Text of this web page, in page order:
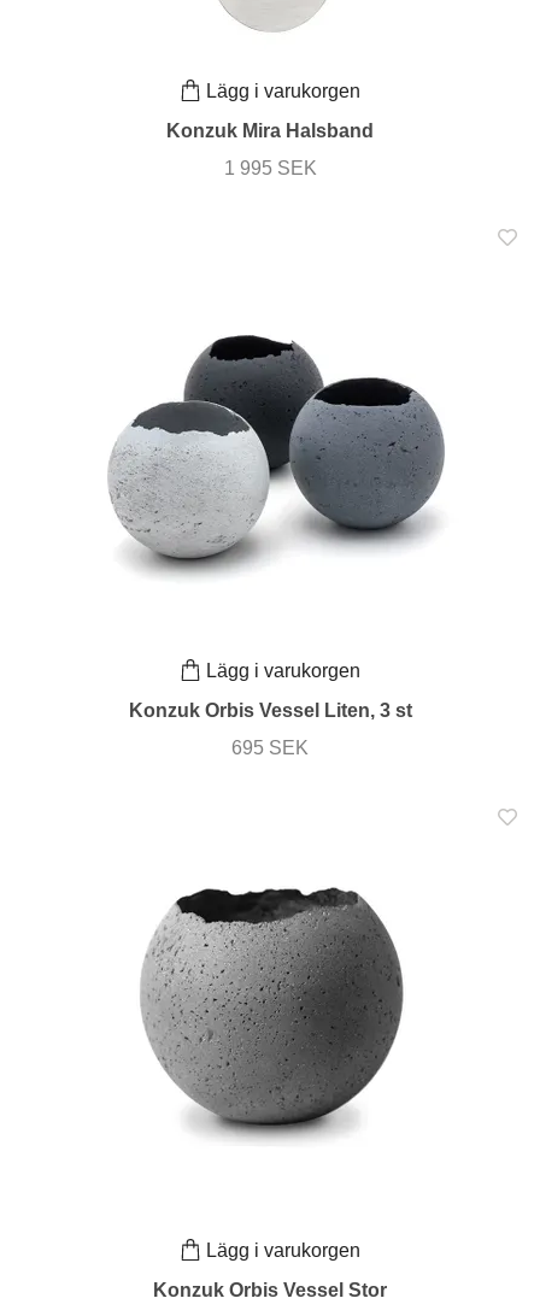
Lägg i varukorgen
Konzuk Mira Halsband
1 995 SEK
Lägg i varukorgen
Konzuk Orbis Vessel Liten, 3 st
695 SEK
Lägg i varukorgen
Konzuk Orbis Vessel Stor